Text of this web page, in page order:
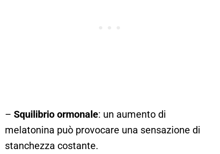
– Squilibrio ormonale: un aumento di
melatonina può provocare una sensazione di
stanchezza costante.